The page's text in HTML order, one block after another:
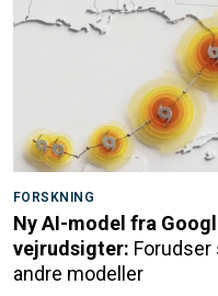
FORSKNING
Ny AI-model fra
vejrudsigter: Forudser
andre modeller